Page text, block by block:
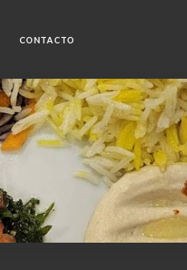
CONTACTO